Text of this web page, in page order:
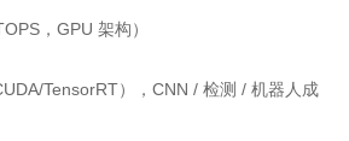
，GPU 架构）
TensorRT），CNN / 检测 / 机器人成